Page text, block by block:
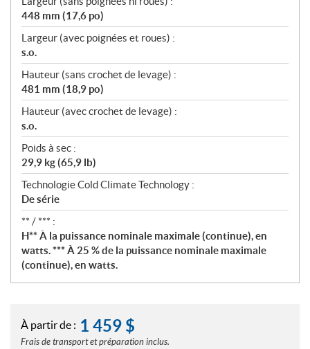
448 mm (17,6 po)
Largeur (avec poignées et roues) :
s.o.
Hauteur (sans crochet de levage) :
481 mm (18,9 po)
Hauteur (avec crochet de levage) :
s.o.
Poids à sec :
29,9 kg (65,9 lb)
Technologie Cold Climate Technology :
De série
** / *** :
H** À la puissance nominale maximale (continue), en
watts. *** À 25 % de la puissance nominale maximale
(continue), en watts.
À partir de : 1 459 $
Frais de transport et préparation inclus.